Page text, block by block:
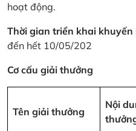
hoạt động.
Thời gian triển khai khuyến
đến hết 10/05/202
Cơ cấu giải thưởng
Tên giải thưởng
Nội